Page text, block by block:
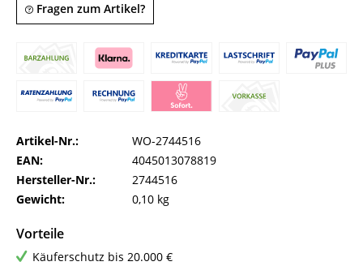
Fragen zum Artikel?
Artikel-Nr.:
WO-2744516
EAN:
4045013078819
Hersteller-Nr.:
2744516
Gewicht:
0,10 kg
Vorteile
Käuferschutz bis 20.000 €